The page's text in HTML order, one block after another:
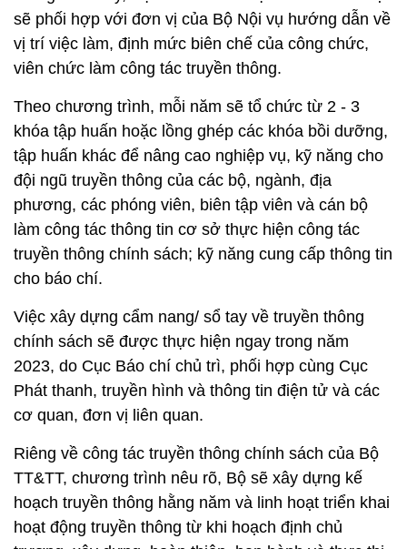
sẽ phối hợp với đơn vị của Bộ Nội vụ hướng dẫn về
vị trí việc làm, định mức biên chế của công chức,
viên chức làm công tác truyền thông.
Theo chương trình, mỗi năm sẽ tổ chức từ 2 - 3
khóa tập huấn hoặc lồng ghép các khóa bồi dưỡng,
tập huấn khác để nâng cao nghiệp vụ, kỹ năng cho
đội ngũ truyền thông của các bộ, ngành, địa
phương, các phóng viên, biên tập viên và cán bộ
làm công tác thông tin cơ sở thực hiện công tác
truyền thông chính sách; kỹ năng cung cấp thông tin
cho báo chí.
Việc xây dựng cẩm nang/ sổ tay về truyền thông
chính sách sẽ được thực hiện ngay trong năm
2023, do Cục Báo chí chủ trì, phối hợp cùng Cục
Phát thanh, truyền hình và thông tin điện tử và các
cơ quan, đơn vị liên quan.
Riêng về công tác truyền thông chính sách của Bộ
TT&TT, chương trình nêu rõ, Bộ sẽ xây dựng kế
hoạch truyền thông hằng năm và linh hoạt triển khai
hoạt động truyền thông từ khi hoạch định chủ